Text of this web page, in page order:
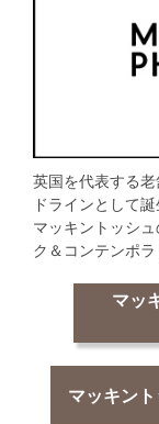
英国を代表する
ドラインとして誕
マッキントッシ
ク＆コンテンポ
マッ
マッキン